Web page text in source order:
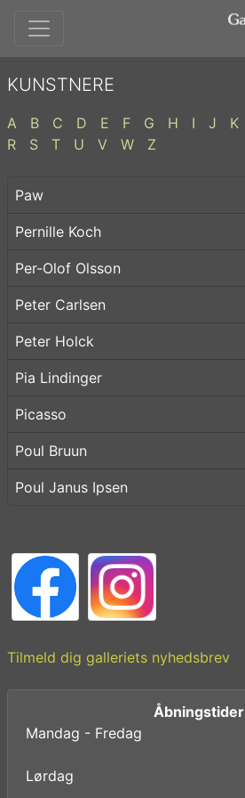
KUNSTNERE
A B C D E F G H I J K
R
S T U V W Z
Paw
Pernille Koch
Per-Olof Olsson
Peter Carlsen
Peter Holck
Pia Lindinger
Picasso
Poul Bruun
Poul Janus Ipsen
Tilmeld dig galleriets nyhedsbrev
Åbningstider
Mandag - Fredag
Lørdag